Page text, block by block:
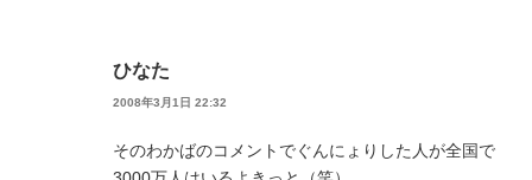
ひなた
2008年3月1日 22:32
そのわかばのコメントでぐんにょりした人が全国で